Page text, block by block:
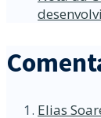
Elias